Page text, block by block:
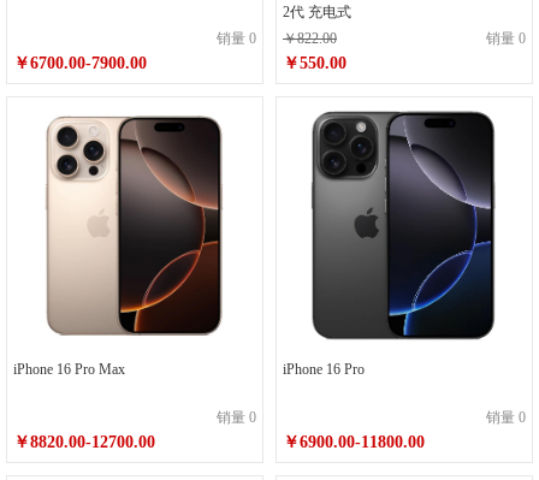
销量 0
￥6700.00-7900.00
2代 充电式
￥822.00
销量 0
￥550.00
iPhone 16 Pro Max
销量 0
￥8820.00-12700.00
iPhone 16 Pro
销量 0
￥6900.00-11800.00